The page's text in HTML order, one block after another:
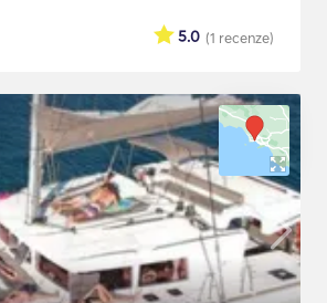
(1 recenze)
5.0